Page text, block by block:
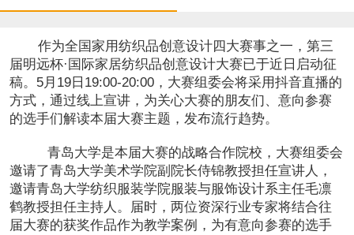
恭喜159****4201用户作品已成功备案！
恭喜133****6466用户作品已成功备案！
作为全国家用纺织品创意设计四大赛事之一，第三
届明远杯·国际家居纺织品创意设计大赛已于近日启动征
稿。5月19日19:00-20:00，大赛组委会将采用抖音直播的
方式，通过线上宣讲，为关心大赛的朋友们、意向参赛
的选手们解读本届大赛主题，发布流行趋势。
青岛大学是本届大赛的战略合作院校，大赛组委会
邀请了青岛大学美术学院副院长侍锦教授担任宣讲人，
邀请青岛大学纺织服装学院服装与服饰设计系主任毛凛
鹤教授担任主持人。届时，两位资深行业专家将结合往
届大赛的获奖作品作为教学案例，为有意向参赛的选手